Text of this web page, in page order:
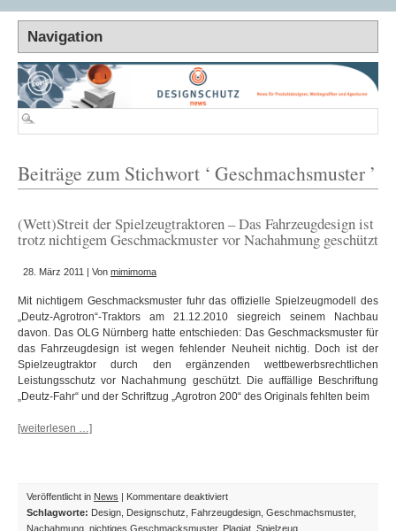
Beiträge zum Stichwort ‘ Geschmachsmuster ’
(Wett)Streit der Spielzeugtraktoren – Das Fahrzeugdesign ist
trotz nichtigem Geschmackmuster vor Nachahmung geschützt
28. März 2011 | Von mimimoma
Mit nichtigem Geschmacksmuster fuhr das offizielle Spielzeugmodell des
„Deutz-Agrotron“-Traktors am 21.12.2010 siegreich seinem Nachbau
davon. Das OLG Nürnberg hatte entschieden: Das Geschmacksmuster für
das Fahrzeugdesign ist wegen fehlender Neuheit nichtig. Doch ist der
Spielzeugtraktor durch den ergänzenden wettbewerbsrechtlichen
Leistungsschutz vor Nachahmung geschützt. Die auffällige Beschriftung
„Deutz-Fahr“ und der Schriftzug „Agrotron 200“ des Originals fehlten beim
[weiterlesen …]
Veröffentlicht in News | Kommentare deaktiviertfür
(Wett)Streit
der
Schlagworte: Design Designschutz Fahrzeugdesign Geschmachsmuster,
Nachahmung nichtiges Geschmacksmuster, Plagiat Spielzeug